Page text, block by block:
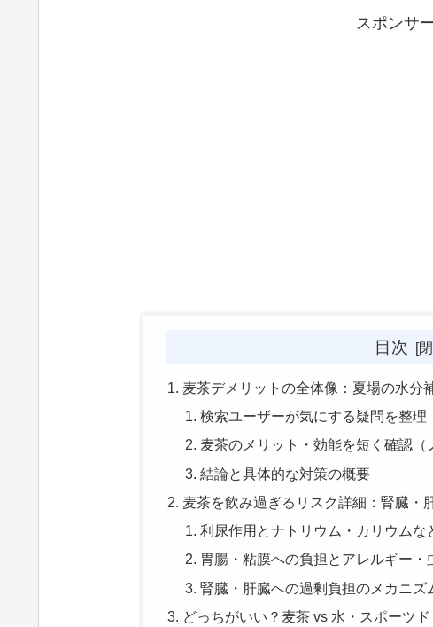
スポンサ
目次
麦茶デメリットの全体像：夏場の水分
検索ユーザーが気にする疑問を整理
麦茶のメリット・効能を短く確認（
結論と具体的な対策の概要
麦茶を飲み過ぎるリスク詳細：腎臓・
利尿作用とナトリウム・カリウムな
胃腸・粘膜への負担とアレルギー・
腎臓・肝臓への過剰負担のメカニズ
どっちがいい？麦茶 vs 水・スポーツ